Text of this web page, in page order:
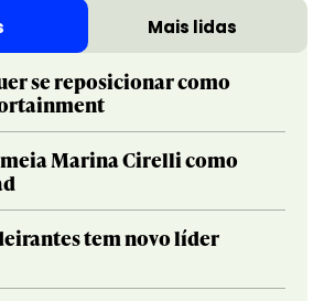
Mais lidas
se reposicionar como
Marina Cirelli como
tem novo líder